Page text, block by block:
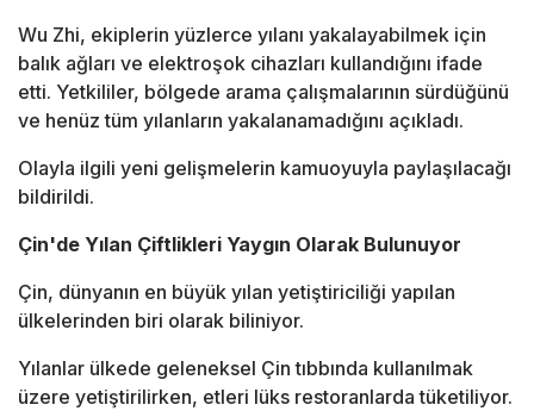
Wu Zhi, ekiplerin yüzlerce yılanı yakalayabilmek için
balık ağları ve elektroşok cihazları kullandığını ifade
etti. Yetkililer, bölgede arama çalışmalarının sürdüğünü
ve henüz tüm yılanların yakalanamadığını açıkladı.
Olayla ilgili yeni gelişmelerin kamuoyuyla paylaşılacağı
bildirildi.
Çin'de Yılan Çiftlikleri Yaygın Olarak Bulunuyor
Çin, dünyanın en büyük yılan yetiştiriciliği yapılan
ülkelerinden biri olarak biliniyor.
Yılanlar ülkede geleneksel Çin tıbbında kullanılmak
üzere yetiştirilirken, etleri lüks restoranlarda tüketiliyor.